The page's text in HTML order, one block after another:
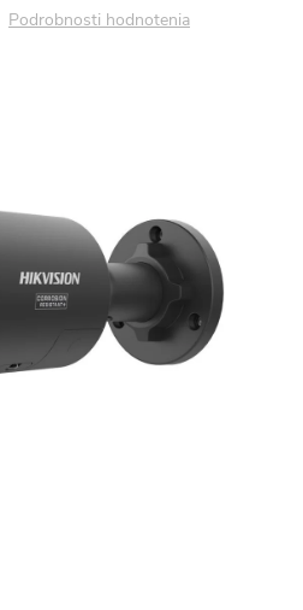
Podrobnosti hodnotenia